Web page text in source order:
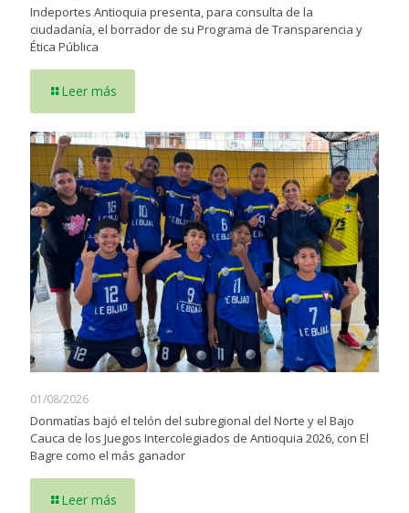
Indeportes Antioquia presenta, para consulta de la
ciudadanía, el borrador de su Programa de Transparencia y
Ética Pública
Leer más
01/08/2026
Donmatías bajó el telón del subregional del Norte y el Bajo
Cauca de los Juegos Intercolegiados de Antioquia 2026, con El
Bagre como el más ganador
Leer más